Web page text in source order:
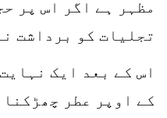
مظہر ہے اگر اس پر
تجلیات کو برداشت
اس کے بعد ایک
کے اوپر عطر